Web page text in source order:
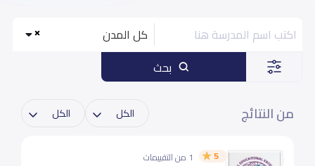
كل المدن
من النتائج
5 1 من التقييمات